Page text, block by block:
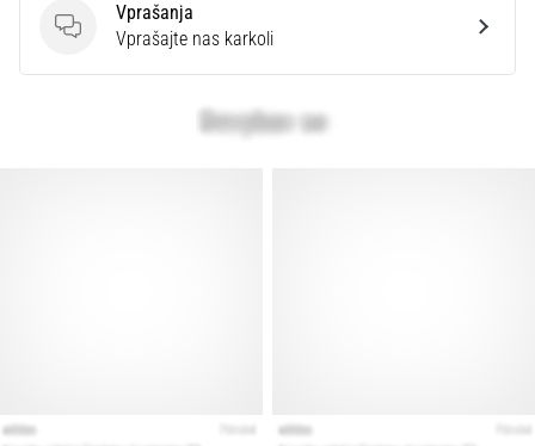
Vprašanja
Vprašanja
Vprašajte nas karkoli